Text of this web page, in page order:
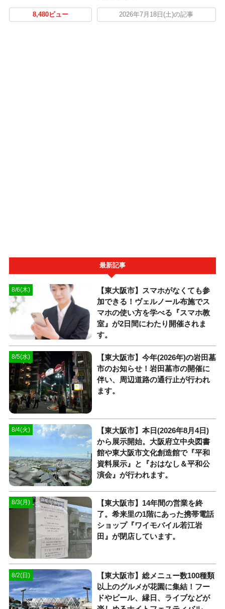
8,480ビュー 2026年7月18日(土)の記事
最新記事
8/6(木)
【東大阪市】スマホがなくても参
加できる！ヴェルノール布施でス
マホの使い方を学べる『スマホ教
室』が2日間にわたり開催されま
す。
8/5(水)
【東大阪市】今年(2026年)の岩田墓
市のお知らせ！岩田墓市の開催に
伴い、周辺道路の通行止が行われ
ます。
8/4(火)
【東大阪市】本日(2026年8月4日)
から展示開始。大阪府立中央図書
館や東大阪市文化創造館で『平和
資料展示』と『おはなし＆平和公
演会』が行われます。
8/3(月)
【東大阪市】14年間の営業を終
了。希来里の1階にあった携帯電話
ショップ『ワイモバイル若江岩
田』が閉店しています。
8/2(日)
【東大阪市】総メニュー数100種類
以上のグルメが花園に集結！フー
ドやビール、縁日、ライブなどが